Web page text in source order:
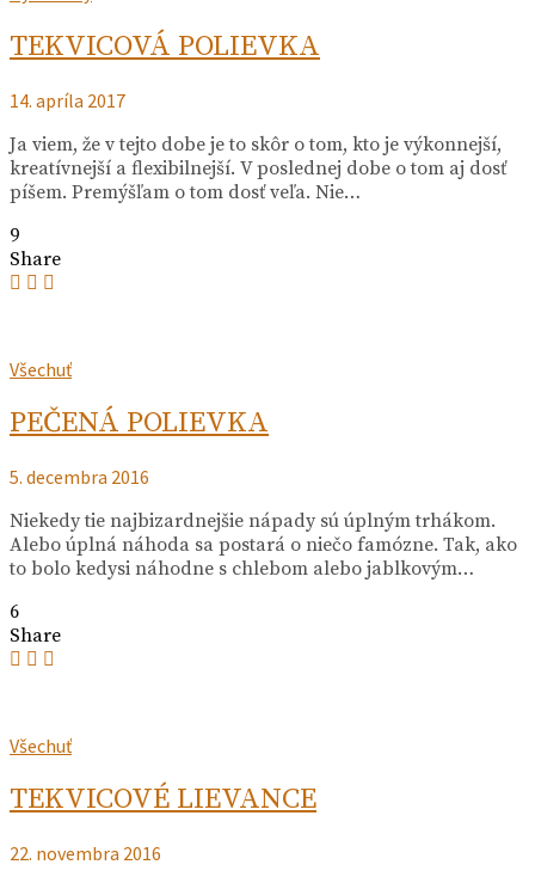
TEKVICOVÁ POLIEVKA
14. apríla 2017
Ja viem, že v tejto dobe je to skôr o tom, kto je výkonnejší,
kreatívnejší a flexibilnejší. V poslednej dobe o tom aj dosť
píšem. Premýšľam o tom dosť veľa. Nie…
9
Share
Všechuť
PEČENÁ POLIEVKA
5. decembra 2016
Niekedy tie najbizardnejšie nápady sú úplným trhákom.
Alebo úplná náhoda sa postará o niečo famózne. Tak, ako
to bolo kedysi náhodne s chlebom alebo jablkovým…
6
Share
Všechuť
TEKVICOVÉ LIEVANCE
22. novembra 2016